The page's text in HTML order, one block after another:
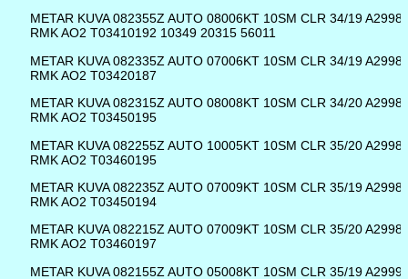
METAR KUVA 082355Z AUTO 08006KT 10SM CLR 34/19 A2998
RMK AO2 T03410192 10349 20315 56011
METAR KUVA 082335Z AUTO 07006KT 10SM CLR 34/19 A2998
RMK AO2 T03420187
METAR KUVA 082315Z AUTO 08008KT 10SM CLR 34/20 A2998
RMK AO2 T03450195
METAR KUVA 082255Z AUTO 10005KT 10SM CLR 35/20 A2998
RMK AO2 T03460195
METAR KUVA 082235Z AUTO 07009KT 10SM CLR 35/19 A2998
RMK AO2 T03450194
METAR KUVA 082215Z AUTO 07009KT 10SM CLR 35/20 A2998
RMK AO2 T03460197
METAR KUVA 082155Z AUTO 05008KT 10SM CLR 35/19 A2999